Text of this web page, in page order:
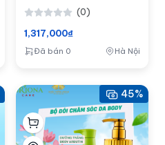
(0)
1,317,000₫
Đã bán 0 Hà Nội
45%